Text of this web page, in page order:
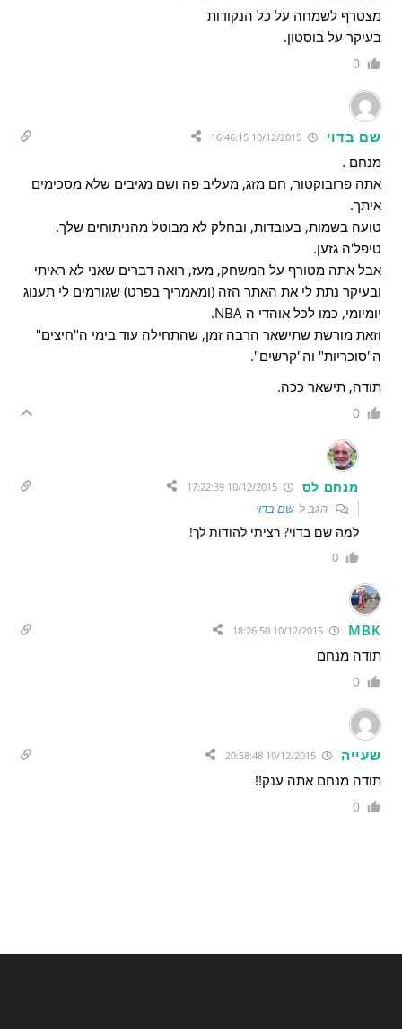
מצטרף לשמחה על כל הנקודות
בעיקר על בוסטון.
0
שם בדוי 10/12/2015 16:46:15
מנחם .
אתה פרובוקטור, חם מזג, מעליב פה ושם מגיבים שלא מסכימים
איתך.
טועה בשמות, בעובדות, ובחלק לא מבוטל מהניתוחים שלך.
טיפל'ה גזען.
אבל אתה מטורף על המשחק, מעז, רואה דברים שאני לא ראיתי
ובעיקר נתת לי את האתר הזה (ומאמריך בפרט) שגורמים לי תענוג
יומיומי, כמו לכל אוהדי ה NBA.
וזאת מורשת שתישאר הרבה זמן, שהתחילה עוד בימי ה"חיצים"
ה"סוכריות" וה"קרשים".
תודה, תישאר ככה.
0
מנחם לס 10/12/2015 17:22:39
הגב לשם בדוי
למה שם בדוי? רציתי להודות לך!
0
MBK
תודה מנחם
0
שעייה
תודה מנחם אתה ענק!!
0